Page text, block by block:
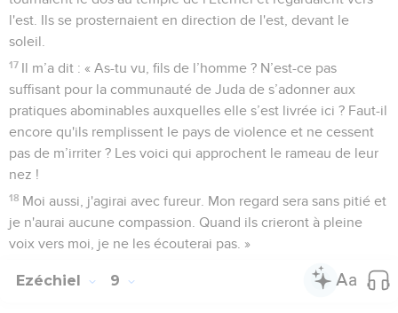
l'est. Ils se prosternaient en direction de l'est, devant le
soleil.
17 Il m’a dit : « As-tu vu, fils de l’homme ? N’est-ce pas
suffisant pour la communauté de Juda de s’adonner aux
pratiques abominables auxquelles elle s’est livrée ici ? Faut-il
encore qu'ils remplissent le pays de violence et ne cessent
pas de m’irriter ? Les voici qui approchent le rameau de leur
nez !
18 Moi aussi, j'agirai avec fureur. Mon regard sera sans pitié et
je n'aurai aucune compassion. Quand ils crieront à pleine
voix vers moi, je ne les écouterai pas. »
Ezéchiel 9